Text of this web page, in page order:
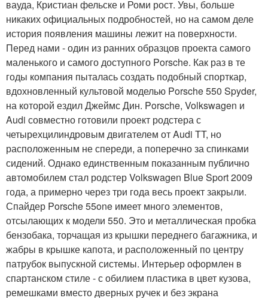
вауда, Кристиан фельске и Роми рост. Увы, больше
никаких официальных подробностей, но на самом деле
история появления машины лежит на поверхности.
Перед нами - один из ранних образцов проекта самого
маленького и самого доступного Porsche. Как раз в те
годы компания пыталась создать подобный спорткар,
вдохновленный культовой моделью Porsche 550 Spyder,
на которой ездил Джеймс Дин. Porsche, Volkswagen и
Audi совместно готовили проект родстера с
четырехцилиндровым двигателем от Audi TT, но
расположенным не спереди, а поперечно за спинками
сидений. Однако единственным показанным публично
автомобилем стал родстер Volkswagen Blue Sport 2009
года, а примерно через три года весь проект закрыли.
Спайдер Porsche 55one имеет много элементов,
отсылающих к модели 550. Это и металлическая пробка
бензобака, торчащая из крышки переднего багажника, и
жабры в крышке капота, и расположенный по центру
патрубок выпускной системы. Интерьер оформлен в
спартанском стиле - с обилием пластика в цвет кузова,
ремешками вместо дверных ручек и без экрана